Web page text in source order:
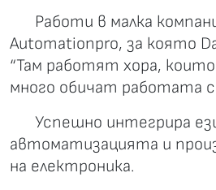
Работи в малка
Automationpro, за която
“Там работят хора,
много обичат работата
Успешно интегрира
автоматизацията и
на електроника.